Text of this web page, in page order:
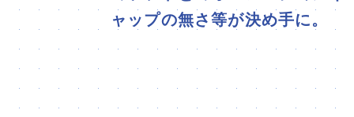
ャップの無さ等が決め手に。